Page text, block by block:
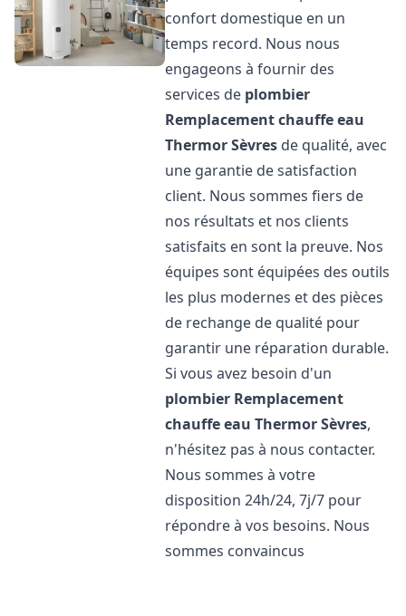
confort domestique en un
temps record. Nous nous
engageons à fournir des
services de plombier
Remplacement chauffe eau
ThermorSèvres de qualité, avec
une garantie de satisfaction
client. Nous sommes fiers de
nos résultats et nos clients
satisfaits en sont la preuve. Nos
équipes sont équipées des outils
les plus modernes et des pièces
de rechange de qualité pour
garantir une réparation durable.
Si vous avez besoin d'un
plombier Remplacement
chauffe eau ThermorSèvres,
n'hésitez pas à nous contacter.
Nous sommes à votre
disposition 24h/24, 7j/7 pour
répondre à vos besoins. Nous
sommes convaincus